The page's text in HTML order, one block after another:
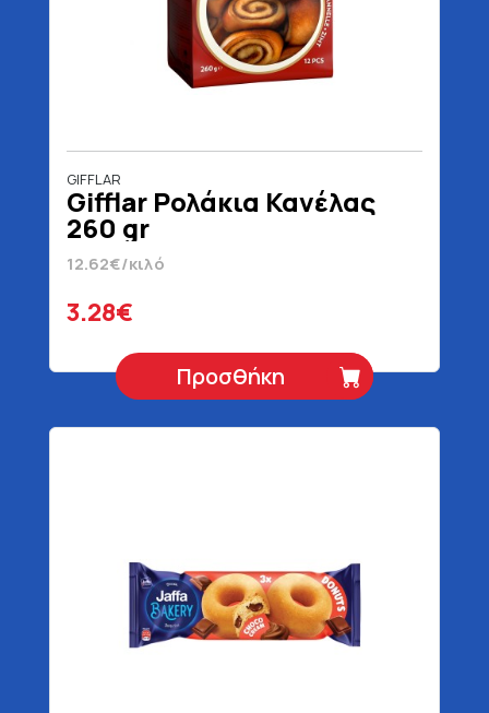
GIFFLAR
Gifflar Ρολάκια Κανέλας
260 gr
12.62€/κιλό
3.28€
Προσθήκη